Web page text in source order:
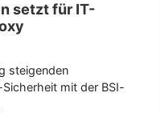
setzt für IT-
steigenden
mit der BSI-